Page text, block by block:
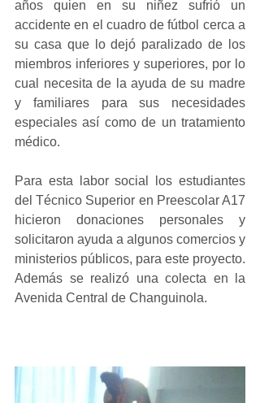
años quien en su niñez sufrió un
accidente en el cuadro de fútbol cerca a
su casa que lo dejó paralizado de los
miembros inferiores y superiores, por lo
cual necesita de la ayuda de su madre
y familiares para sus necesidades
especiales así como de un tratamiento
médico.
Para esta labor social los estudiantes
del Técnico Superior en Preescolar A17
hicieron donaciones personales y
solicitaron ayuda a algunos comercios y
ministerios públicos, para este proyecto.
Además se realizó una colecta en la
Avenida Central de Changuinola.